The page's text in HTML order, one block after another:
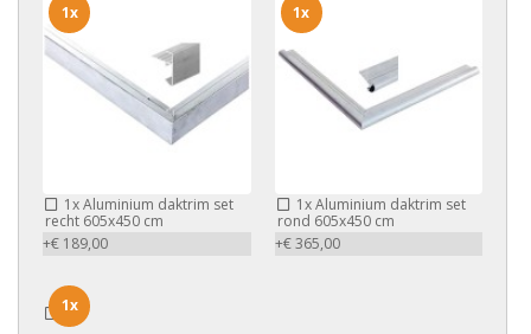
1xAluminium daktrim set
recht 605x450 cm
+€ 189,00
1x
1xAluminium daktrim set
rond 605x450 cm
+€ 365,00
1x
1x
1x